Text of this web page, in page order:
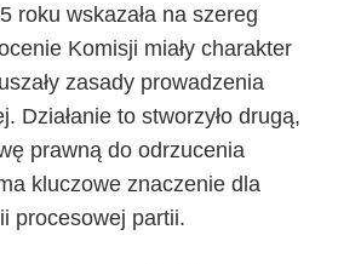
roku wskazała na szereg
Komisji miały charakter
zasady prowadzenia
Działanie to stworzyło drugą,
prawną do odrzucenia
kluczowe znaczenie dla
procesowej partii.